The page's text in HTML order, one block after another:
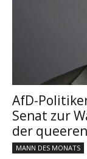
AfD-
Senat zur
der
MANN DES MONATS